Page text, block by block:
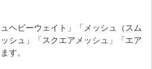
ヘビーウェイト」「メッシュ（スム
シュ」「スクエアメッシュ」「エア
す。